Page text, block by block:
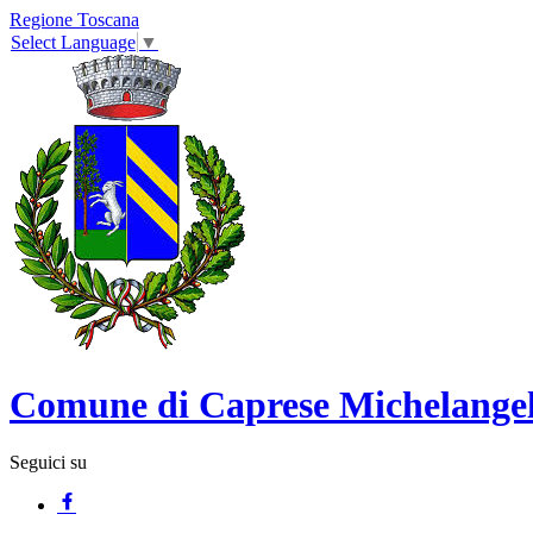
Regione Toscana
Select Language ▼
Comune di Caprese
Seguici su